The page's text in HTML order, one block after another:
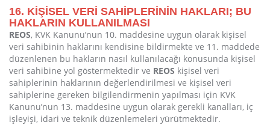
16. KİŞİSEL VERİ SAHİPLERİNİN HAKLARI; BU
HAKLARIN KULLANILMASI
REOS, KVK Kanunu’nun 10. maddesine uygun olarak kişisel
veri sahibinin haklarını kendisine bildirmekte ve 11. maddede
düzenlenen bu hakların nasıl kullanılacağı konusunda kişisel
veri sahibine yol göstermektedir ve REOS kişisel veri
sahiplerinin haklarının değerlendirilmesi ve kişisel veri
sahiplerine gereken bilgilendirmenin yapılması için KVK
Kanunu’nun 13. maddesine uygun olarak gerekli kanalları, iç
işleyişi, idari ve teknik düzenlemeleri yürütmektedir.